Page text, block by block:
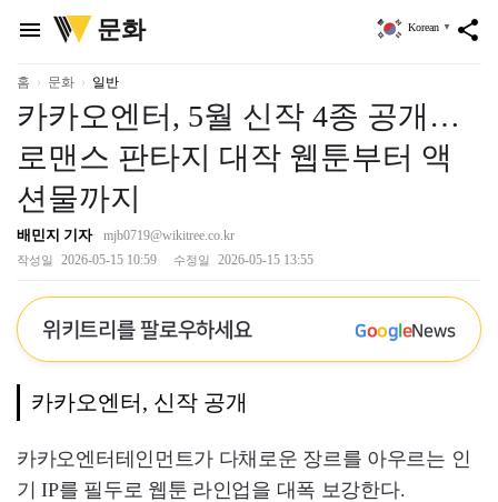
menu
위
키
리
문화 share
Korean ▼
홈 문화 일반
카카오엔터, 5월 신작 4종 공개…
로맨스 판타지 대작 웹툰부터 액
션물까지
배민지 기자 mjb0719@wikitree.co.kr
작성일 2026-05-15 10:59 수정일 2026-05-15 13:55
위키트리를 팔로우하세요 GoogleNews
카카오엔터, 신작 공개
카카오엔터테인먼트가 다채로운 장르를 아우르는 인
기 IP를 필두로 웹툰 라인업을 대폭 보강한다.